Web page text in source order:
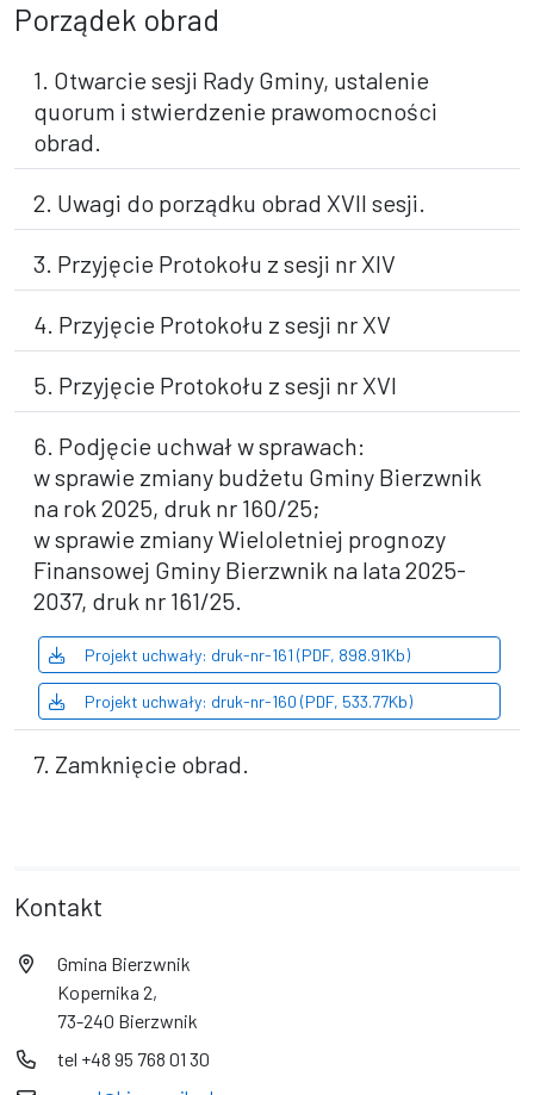
Porządek obrad
1. Otwarcie sesji Rady Gminy, ustalenie
quorum i stwierdzenie prawomocności
obrad.
2. Uwagi do porządku obrad XVII sesji.
3. Przyjęcie Protokołu z sesji nr XIV
4. Przyjęcie Protokołu z sesji nr XV
5. Przyjęcie Protokołu z sesji nr XVI
6. Podjęcie uchwał w sprawach:
w sprawie zmiany budżetu Gminy Bierzwnik
na rok 2025, druk nr 160/25;
w sprawie zmiany Wieloletniej prognozy
Finansowej Gminy Bierzwnik na lata 2025-
2037, druk nr 161/25.
Projekt uchwały: druk-nr-161 (PDF, 898.91Kb)
Projekt uchwały: druk-nr-160 (PDF, 533.77Kb)
7. Zamknięcie obrad.
Kontakt
Gmina Bierzwnik
Kopernika 2,
73-240 Bierzwnik
tel +48 95 768 01 30